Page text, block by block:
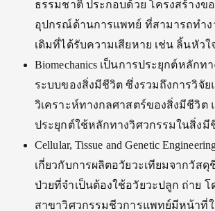
ธรรมชาติ ประกอบด้วย โครงสร้างข
อุปกรณ์ด้านการแพทย์ ที่สามารถทำง
เดิมที่ได้รับความเสียหาย เช่น ลิ้นหัวใ
Biomechanics เป็นการประยุกต์หลักท
ระบบของสิ่งมีชีวิต ซึ่งรวมถึงการวิจัย
วิเคราะห์ทางกลศาสตร์ของสิ่งมีชีวิต
ประยุกต์ใช้หลักทางวิศวกรรมในสิ่งมี
Cellular, Tissue and Genetic
เกี่ยวกับการผลิตอวัยวะเทียมจากวัส
ป่วยที่จำเป็นต้องใช้อวัยวะปลูก ถ่าย โ
สาขาวิศวกรรมชีวการแพทย์มีหน้าที่ใ